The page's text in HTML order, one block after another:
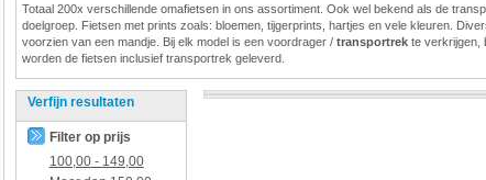
Totaal 200x verschillende omafietsen in ons assortiment. Ook wel bekend als de
doelgroep. Fietsen met prints zoals: bloemen, tijgerprints, hartjes en vele kleuren.
voorzien van een mandje. Bij elk model is een voordrager / transportrek te verkrijgen,
worden de fietsen inclusief transportrek geleverd.
Verfijn resultaten
Filter op prijs
100,00- 149,00